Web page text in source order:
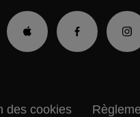
des cookies